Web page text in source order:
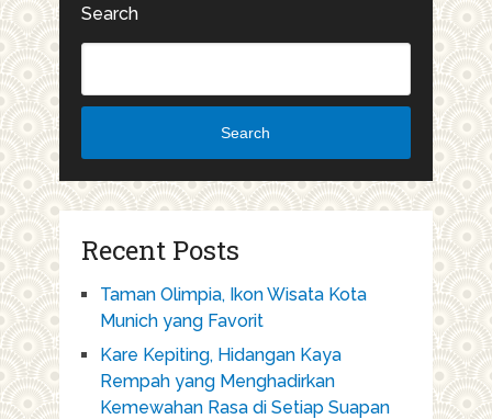
Search
Search
Recent Posts
Taman Olimpia, Ikon Wisata Kota
Munich yang Favorit
Kare Kepiting, Hidangan Kaya
Rempah yang Menghadirkan
Kemewahan Rasa di Setiap Suapan